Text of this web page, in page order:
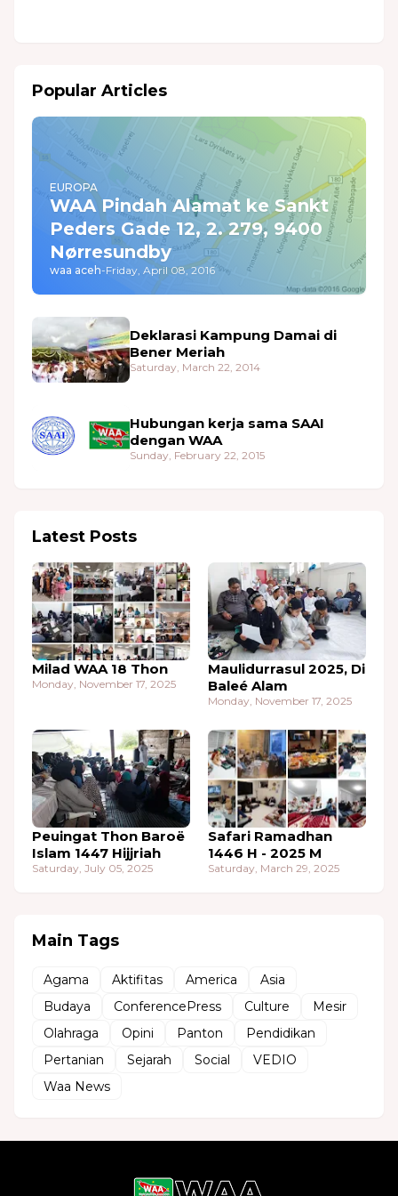
Deklarasi Kampung Damai di
Bener Meriah
Saturday, March 22, 2014
Hubungan kerja sama SAAI
dengan WAA
Sunday, February 22, 2015
Latest Posts
Milad WAA 18 Thon
Maulidurrasul 2025, Di
Peuingat Thon Baroë
Islam 1447 Hijjriah
Saturday, July 05, 2025
Safari Ramadhan
1446 H - 2025 M
Saturday, March 29, 2025
Main Tags
Agama Aktifitas America
Asia
Budaya
ConferencePress Culture
Mesir
Olahraga
Opini Panton
Pendidikan
Pertanian
Sejarah Social
VEDIO
Waa News
World Acehnese Association. One for all, All for one.
Bansigom Donja Keu Aceh !
Design by -
HomeAbout UsPrivacy PolicyContact Us